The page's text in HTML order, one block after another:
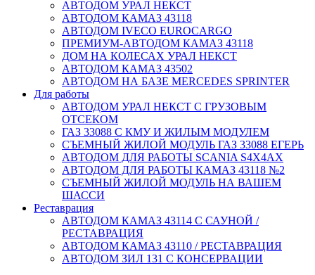
АВТОДОМ УРАЛ НЕКСТ
АВТОДОМ КАМАЗ 43118
АВТОДОМ IVECO EUROCARGO
ПРЕМИУМ-АВТОДОМ КАМАЗ 43118
ДОМ НА КОЛЕСАХ УРАЛ НЕКСТ
АВТОДОМ КАМАЗ 43502
АВТОДОМ НА БАЗЕ MERCEDES SPRINTER
Для работы
АВТОДОМ УРАЛ НЕКСТ С ГРУЗОВЫМ
ОТСЕКОМ
ГАЗ 33088 С КМУ И ЖИЛЫМ МОДУЛЕМ
СЪЕМНЫЙ ЖИЛОЙ МОДУЛЬ ГАЗ 33088 ЕГЕРЬ
АВТОДОМ ДЛЯ РАБОТЫ SCANIA S4X4AX
АВТОДОМ ДЛЯ РАБОТЫ КАМАЗ 43118 №2
СЪЕМНЫЙ ЖИЛОЙ МОДУЛЬ НА ВАШЕМ
ШАССИ
Реставрация
АВТОДОМ КАМАЗ 43114 С САУНОЙ /
РЕСТАВРАЦИЯ
АВТОДОМ КАМАЗ 43110 / РЕСТАВРАЦИЯ
АВТОДОМ ЗИЛ 131 С КОНСЕРВАЦИИ